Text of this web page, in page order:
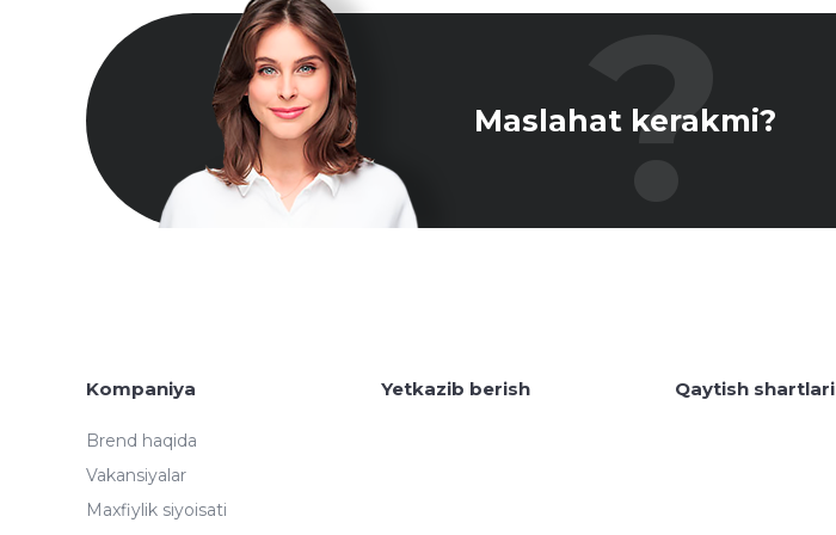
Maslahat kerakmi?
Kompaniya
Brend haqida
Vakansiyalar
Maxfiylik siyoisati
Yetkazib berish Qaytish shartlari